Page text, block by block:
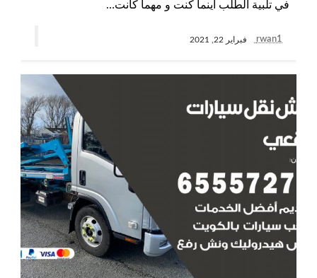
في تلبية الطلب أينما كنت و مهما كانت…
rwan1 فبراير 22, 2021